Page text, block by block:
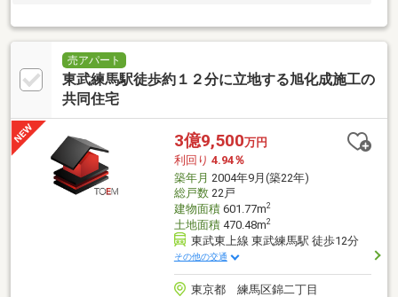
売アパート
東武練馬駅徒歩約１２分に立地する旭化成施工の
共同住宅
3億9,500万円
利回り 4.94％
築年月 2004年9月(築22年)
総戸数22戸
建物面積601.77m2
土地面積470.48m2
東武東上線 東武練馬駅 徒歩12分
その他の交通
東京都 練馬区錦二丁目